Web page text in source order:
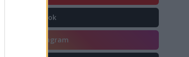
TikTok
Instagram